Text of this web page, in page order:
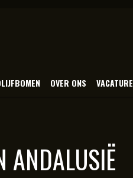
OVER ONS VACATURE
ANDALUSIË